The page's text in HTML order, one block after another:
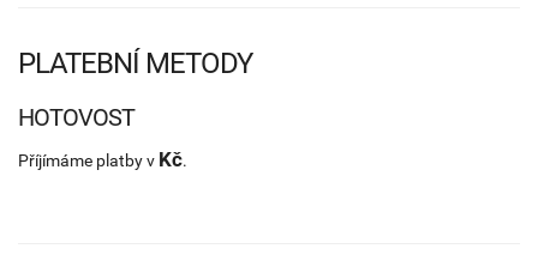
PLATEBNÍ METODY
HOTOVOST
Příjímáme platby v Kč.